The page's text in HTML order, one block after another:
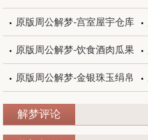
原版周公解梦-宫室屋宇仓库
原版周公解梦-饮食酒肉瓜果
原版周公解梦-金银珠玉绢帛
解梦评论